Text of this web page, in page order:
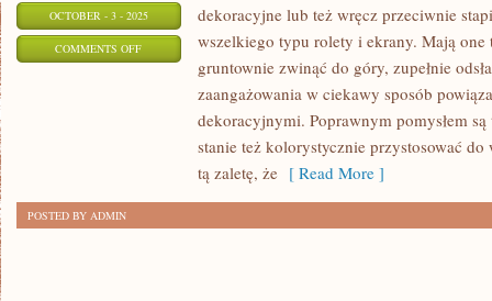
OCTOBER - 3 - 2025
COMMENTS OFFON
dekoracyjne lub też wręcz przeciwnie
wszelkiego typu rolety i ekrany. Mają one
gruntownie zwinąć do góry, zupełnie
zaangażowania w ciekawy sposób
dekoracyjnymi. Poprawnym pomysłem
stanie też kolorystycznie przystosować
tą zaletę, że [ Read More ]
POSTED BY ADMIN